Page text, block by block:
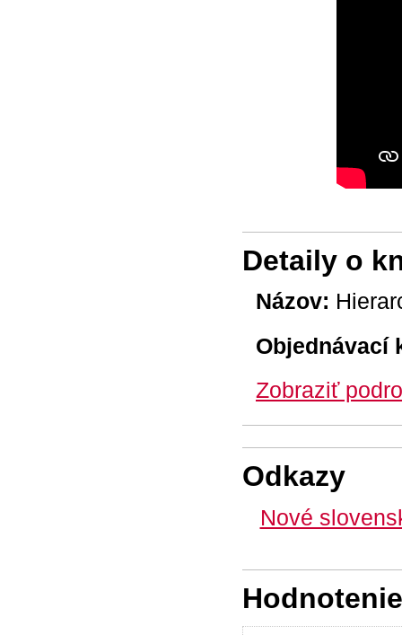
Detaily o
Názov:
Objednávací
Zobraziť
Odkazy
Nové